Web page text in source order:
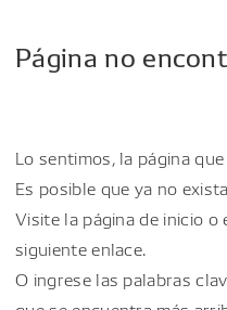
Página no
Lo sentimos, la página
Es posible que ya no
Visite la página de inicio
siguiente enlace.
O ingrese las palabras